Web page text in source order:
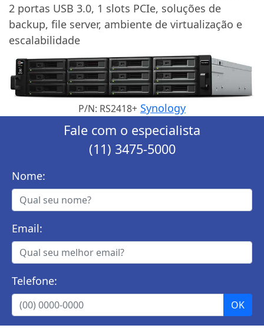
2 portas USB 3.0, 1 slots PCIe, soluções de
backup, file server, ambiente de virtualização e
escalabilidade
P/N: RS2418+ Synology
Fale com o especialista
(11) 3475-5000
Nome:
Email:
Telefone: